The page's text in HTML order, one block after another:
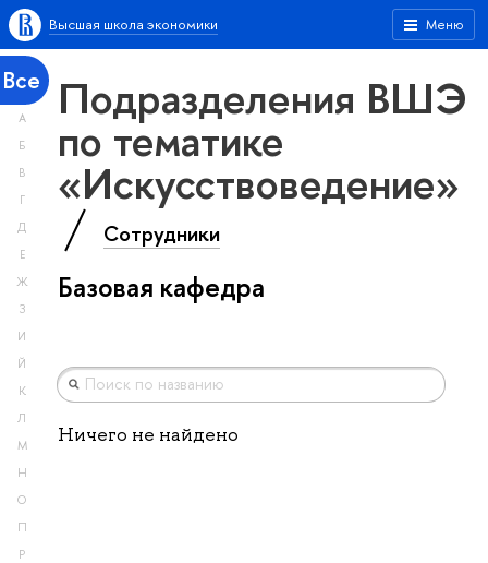
Меню
Высшая школа экономики
Все
А
Б
В
Г
Д
Е
Ж
З
И
Й
К
Л
М
Н
О
П
Р
Подразделения ВШЭ
по тематике
«Искусствоведение»
Сотрудники
Базовая кафедра
Ничего не найдено